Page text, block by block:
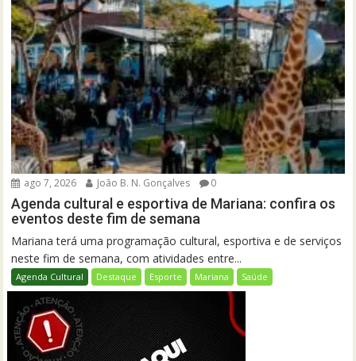
ago 7, 2026 João B. N. Gonçalves 0
Agenda cultural e esportiva de Mariana: confira os
eventos deste fim de semana
Mariana terá uma programação cultural, esportiva e de serviços
neste fim de semana, com atividades entre...
Agenda Cultural Destaque Esporte Mariana Saúde